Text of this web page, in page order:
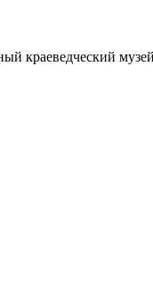
краеведческий